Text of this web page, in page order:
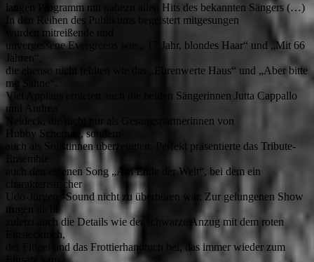
langen Programm mit nahezu allen Hits des bekannten Sängers (…)
In den Reihen des Publikums begeistert mitgesungen
wurden mitreißende und
unvergessene Evergreens wie „ 17 Jahr, blondes Haar“ und „Mit 66
Jahren“,
die ebenso nicht fehlten wie das „Ehrenwerte Haus“ und „Aber bitte
mit Sahne“.
Viel Applaus ernteten auch die beiden Sängerinnen Jutta Cappallo
und Andrea
Neideck, die nicht nur als Gesangspartnerinnen von
Hubby Scherhag, sondern
auch als Solistinnen überzeugten. Perfekt präsentierte das Tribute-
Ensemble
auch den eigenen Song „Am Ende der Welt“, bei dem ein
charakteristischer
Udo-Jürgens-Sound nicht zu überhören war. Zur gelungenen Show
trugen nicht
zuletzt auch die Details wie der schwarze Anzug mit dem roten
Einstecktuch,
der Flügel und das Frottierhandtuch bei, das immer wieder zum